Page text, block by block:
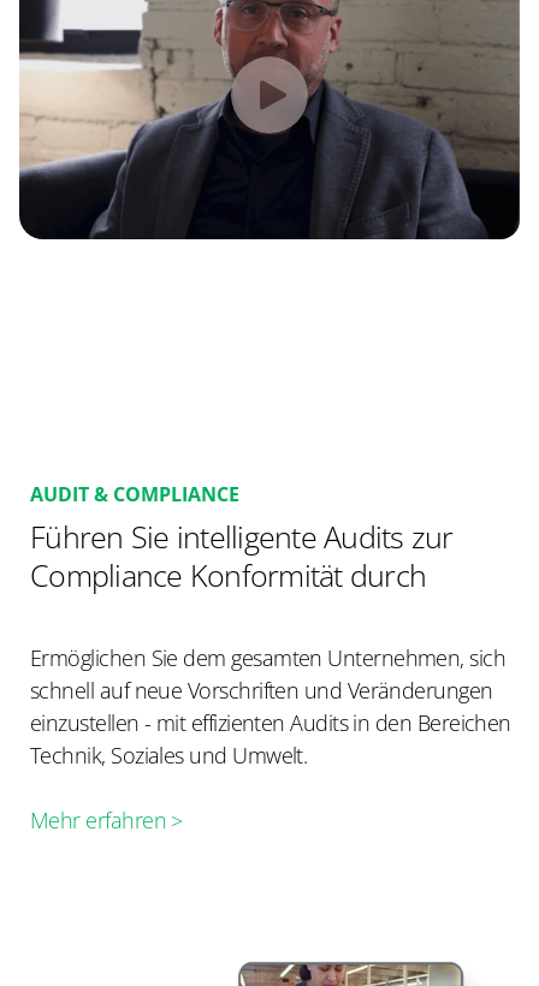
AUDIT & COMPLIANCE
Führen Sie intelligente Audits zur
Compliance Konformität durch
Ermöglichen Sie dem gesamten Unternehmen, sich
schnell auf neue Vorschriften und Veränderungen
einzustellen - mit effizienten Audits in den Bereichen
Technik, Soziales und Umwelt.
Mehr erfahren >